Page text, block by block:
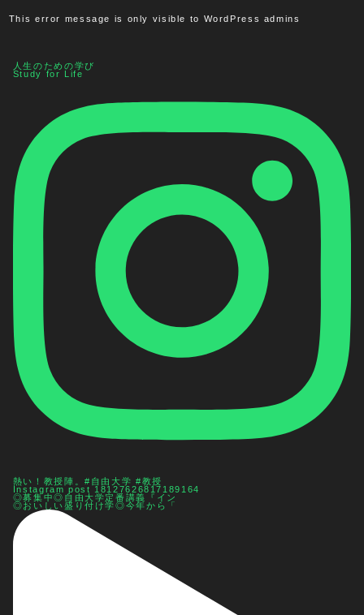
This error message is only visible to WordPress admins
人生のための学び
Study for Life
熱い！教授陣。#自由大学 #教授
Instagram post 18127626817189164
◎募集中◎自由大学定番講義『イン
◎おいしい盛り付け学◎今年から「